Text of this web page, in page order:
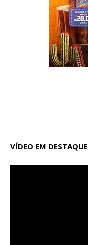
VÍDEO EM DESTAQUE